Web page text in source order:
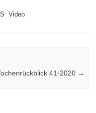
Video
41-2020 →